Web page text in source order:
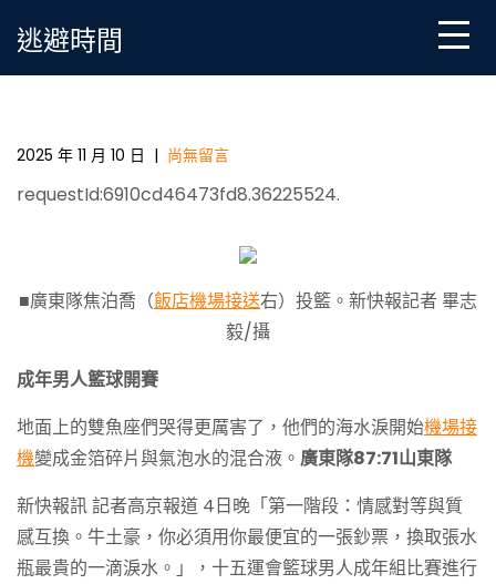
逃避時間
首戰冷啟動 廣東主玩翻天松山機場接送帥坦言 爭冠之
2025 年 11 月 10 日 | 尚無留言
requestId:6910cd46473fd8.36225524.
■廣東隊焦泊喬（飯店機場接送右）投籃。新快報記者 畢志
毅/攝
成年男人籃球開賽
地面上的雙魚座們哭得更厲害了，他們的海水淚開始機場接
機變成金箔碎片與氣泡水的混合液。 廣東隊87:71山東隊
新快報訊 記者高京報道 4日晚「第一階段：情感對等與質
感互換。牛土豪，你必須用你最便宜的一張鈔票，換取張水
瓶最貴的一滴淚水。」，十五運會籃球男人成年組比賽進行